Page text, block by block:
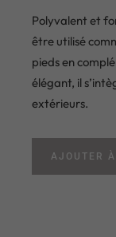
Polyvalent et
être utilisé
pieds en
élégant, il
extérieurs.
AJOUTER